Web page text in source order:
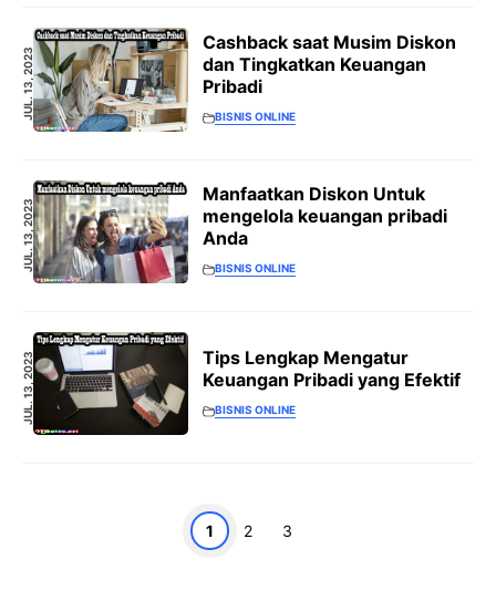
JUL. 13, 2023
Cashback saat Musim Diskon
dan Tingkatkan Keuangan
Pribadi
BISNIS ONLINE
JUL. 13, 2023
Manfaatkan Diskon Untuk
mengelola keuangan pribadi
Anda
BISNIS ONLINE
JUL. 13, 2023
Tips Lengkap Mengatur
Keuangan Pribadi yang Efektif
BISNIS ONLINE
Halaman
1 Halaman
2 Halaman
3